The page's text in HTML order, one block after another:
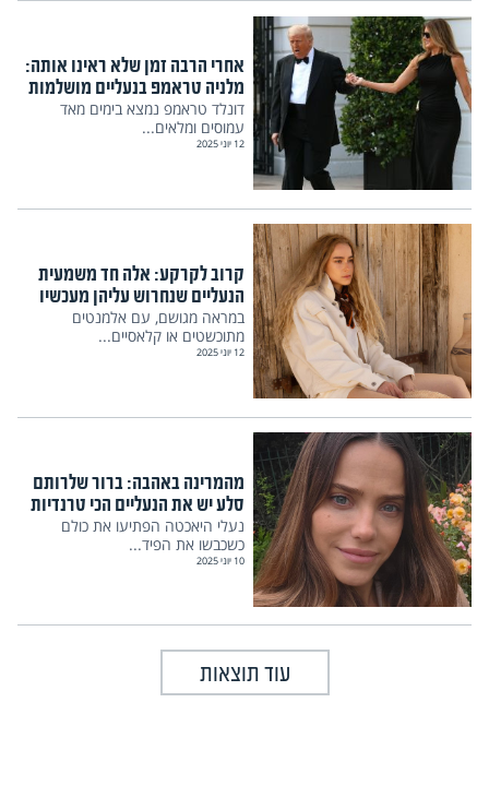
אחרי הרבה זמן שלא ראינו אותה:
מלניה טראמפ בנעליים מושלמות
דונלד טראמפ נמצא בימים מאד
עמוסים ומלאים...
12 יוני 2025
קרוב לקרקע: אלה חד משמעית
הנעליים שנחרוש עליהן מעכשיו
במראה מגושם, עם אלמנטים
מתוכשטים או קלאסיים...
12 יוני 2025
מהמרינה באהבה: ברור שלרותם
סלע יש את הנעליים הכי טרנדיות
נעלי היאכטה הפתיעו את כולם
כשכבשו את הפיד...
10 יוני 2025
עוד תוצאות